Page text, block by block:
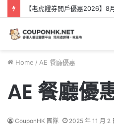
Home / AE 餐廳優惠
AE 餐廳優
CouponHK 團隊 2025 年 11 月 2